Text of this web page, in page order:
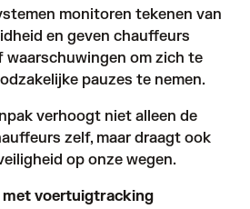
monitoren tekenen van
en geven chauffeurs
waarschuwingen om zich te
pauzes te nemen.
verhoogt niet alleen de
zelf, maar draagt ook
op onze wegen.
met voertuigtracking